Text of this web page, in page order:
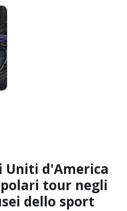
Uniti d'America
tour negli
dello sport